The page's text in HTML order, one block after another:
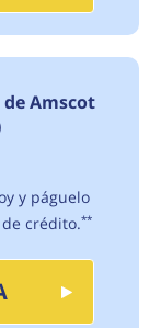
Amscot
y páguelo
crédito.**